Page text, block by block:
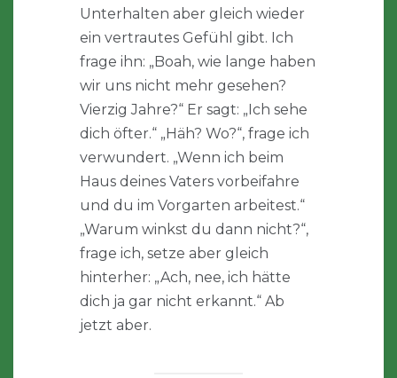
Unterhalten aber gleich wieder
ein vertrautes Gefühl gibt. Ich
frage ihn: „Boah, wie lange haben
wir uns nicht mehr gesehen?
Vierzig Jahre?“ Er sagt: „Ich sehe
dich öfter.“ „Häh? Wo?“, frage ich
verwundert. „Wenn ich beim
Haus deines Vaters vorbeifahre
und du im Vorgarten arbeitest.“
„Warum winkst du dann nicht?“,
frage ich, setze aber gleich
hinterher: „Ach, nee, ich hätte
dich ja gar nicht erkannt.“ Ab
jetzt aber.